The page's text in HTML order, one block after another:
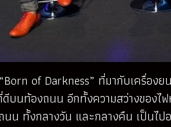
of Darkness” ที่มากับเครื่องย
บนท้องถนน อีกทั้งความสว่างของไ
น ทั้งกลางวัน และกลางคืน เป็นไป